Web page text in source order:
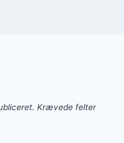
Krævede felter